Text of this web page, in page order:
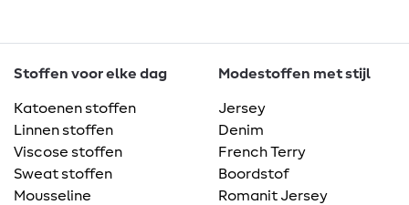
Stoffen voor elke dag
Katoenen stoffen
Linnen stoffen
Viscose stoffen
Sweat stoffen
Mousseline
Modestoffen met stijl
Jersey
Denim
French Terry
Boordstof
Romanit Jersey